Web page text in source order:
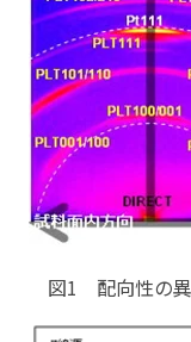
図1 配向性の